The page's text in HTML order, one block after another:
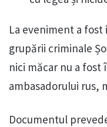
La eveniment a
grupării criminale
nici măcar nu a
ambasadorului rus,
Documentul